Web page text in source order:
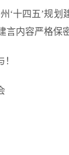
‘十四五’规
言内容严格保密